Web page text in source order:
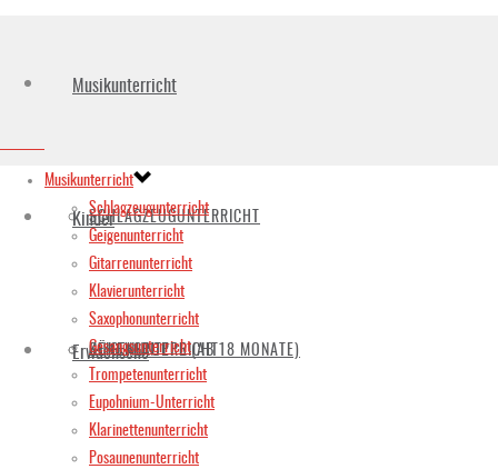
Musikunterricht
SCHLAGZEUGUNTERRICHT
GEIGENUNTERRICHT
Kinder
KÜKENGRUPPE (AB 18 MONATE)
Erwachsene
Musikunterricht
Schlagzeugunterricht
Geigenunterricht
Gitarrenunterricht
Klavierunterricht
Saxophonunterricht
Gesangsunterricht
Trompetenunterricht
Eupohnium-Unterricht
Klarinettenunterricht
Posaunenunterricht